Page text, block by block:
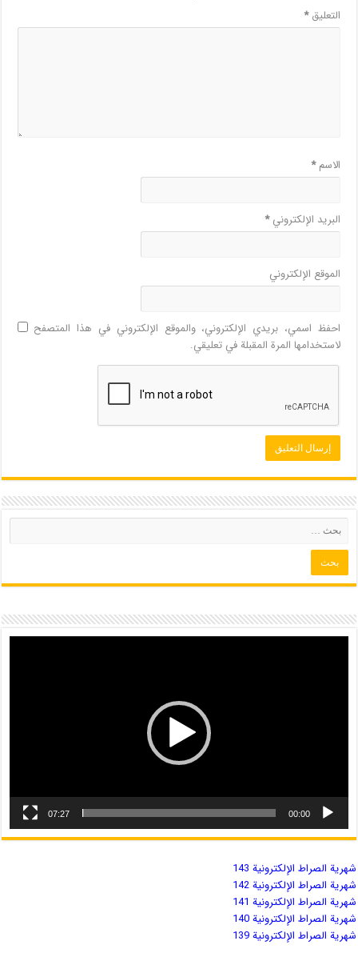
التعليق*
الاسم*
البريد الإلكتروني*
الموقع الإلكتروني
احفظ اسمي، بريدي الإلكتروني، والموقع الإلكتروني في هذا المتصفح
لاستخدامها المرة المقبلة في تعليقي.
00:00
07:27
شهریة الصراط الإلكترونية 143
شهریة الصراط الإلكترونية 142
شهریة الصراط الإلكترونية 141
شهریة الصراط الإلكترونية 140
شهریة الصراط الإلكترونية 139